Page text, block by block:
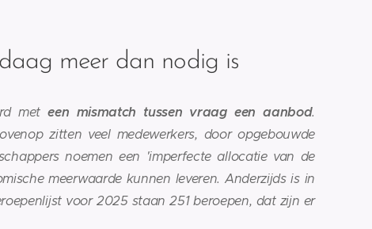
meer dan nodig is
meteen mismatch tussen vraag een aanbod.
zitten veel medewerkers, door opgebouwde
noemen een 'imperfecte allocatie van de
meerwaarde kunnen leveren. Anderzijds is in
voor 2025 staan 251 beroepen, dat zijn er